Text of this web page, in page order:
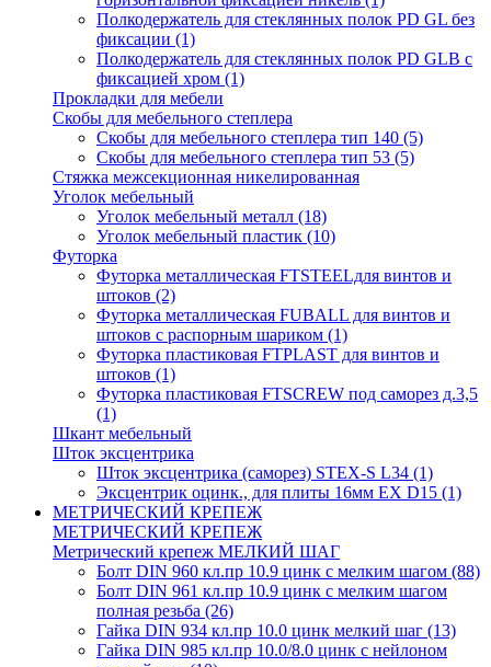
Полкодержатель для стеклянных полок PD GL без
фиксации (1)
Полкодержатель для стеклянных полок PD GLВ с
фиксацией хром (1)
Прокладки для мебели
Скобы для мебельного степлера
Скобы для мебельного степлера тип 140 (5)
Скобы для мебельного степлера тип 53 (5)
Стяжка межсекционная никелированная
Уголок мебельный
Уголок мебельный металл (18)
Уголок мебельный пластик (10)
Футорка
Футорка металлическая FTSTEELдля винтов и
штоков (2)
Футорка металлическая FUBALL для винтов и
штоков с распорным шариком (1)
Футорка пластиковая FTPLAST для винтов и
штоков (1)
Футорка пластиковая FTSCREW под саморез д.3,5
(1)
Шкант мебельный
Шток эксцентрика
Шток эксцентрика (саморез) STEX-S L34 (1)
Эксцентрик оцинк., для плиты 16мм EX D15 (1)
МЕТРИЧЕСКИЙ КРЕПЕЖ
МЕТРИЧЕСКИЙ КРЕПЕЖ
Метрический крепеж МЕЛКИЙ ШАГ
Болт DIN 960 кл.пр 10.9 цинк с мелким шагом (88)
Болт DIN 961 кл.пр 10.9 цинк с мелким шагом
полная резьба (26)
Гайка DIN 934 кл.пр 10.0 цинк мелкий шаг (13)
Гайка DIN 985 кл.пр 10.0/8.0 цинк с нейлоном